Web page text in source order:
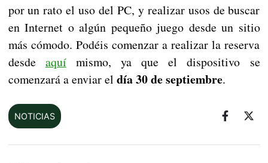
por un rato el uso del PC, y realizar usos de buscar
en Internet o algún pequeño juego desde un sitio
más cómodo. Podéis comenzar a realizar la reserva
desde aquímismo, ya que el dispositivo se
comenzará a enviar el día 30 de septiembre.
NOTICIAS